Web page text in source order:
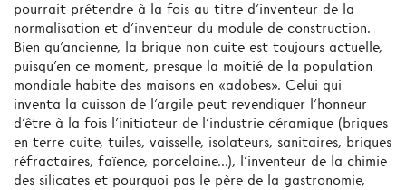
pourrait prétendre à la fois au titre d'inventeur de la
normalisation et d'inventeur du module de construction.
Bien qu'ancienne, la brique non cuite est toujours actuelle,
puisqu'en ce moment, presque la moitié de la population
mondiale habite des maisons en «adobes». Celui qui
inventa la cuisson de l'argile peut revendiquer l'honneur
d'être à la fois l’initiateur de l'industrie céramique (briques
en terre cuite, tuiles, vaisselle, isolateurs, sanitaires, briques
réfractaires, faïence, porcelaine...), l'inventeur de la chimie
des silicates et pourquoi pas le père de la gastronomie,